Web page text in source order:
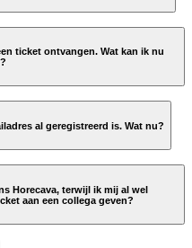
ticket ontvangen. Wat kan ik nu
al geregistreerd is. Wat nu?
registration@rai.nl
Horecava, terwijl ik mij al wel
aan een collega geven?